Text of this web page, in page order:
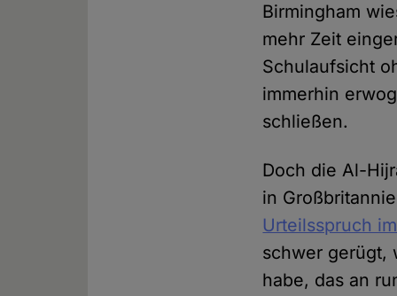
Birmingham
mehr Zeit
Schulaufsicht
immerhin
schließen.
Doch die Al-
in
Urteilsspruch
schwer gerügt,
habe, das an